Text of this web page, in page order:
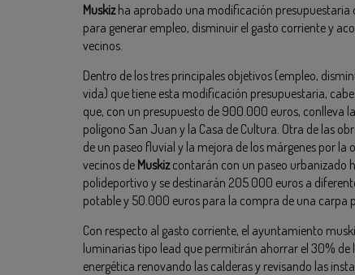
Muskizha aprobado una modificación presupuestaria
para generar empleo, disminuir el gasto corriente y
vecinos.
Dentro de los tres principales objetivos (empleo,
vida) que tiene esta modificación presupuestaria,
que, con un presupuesto de 900.000 euros, conlleva
polígono San Juan y la Casa de Cultura. Otra de las
de un paseo fluvial y la mejora de los márgenes por la
vecinos de Muskizcontarán con un paseo urbanizado
polideportivo y se destinarán 205.000 euros a
potable y 50.000 euros para la compra de una carpa
Con respecto al gasto corriente, el ayuntamiento
luminarias tipo lead que permitirán ahorrar el 30%
energética renovando las calderas y revisando las